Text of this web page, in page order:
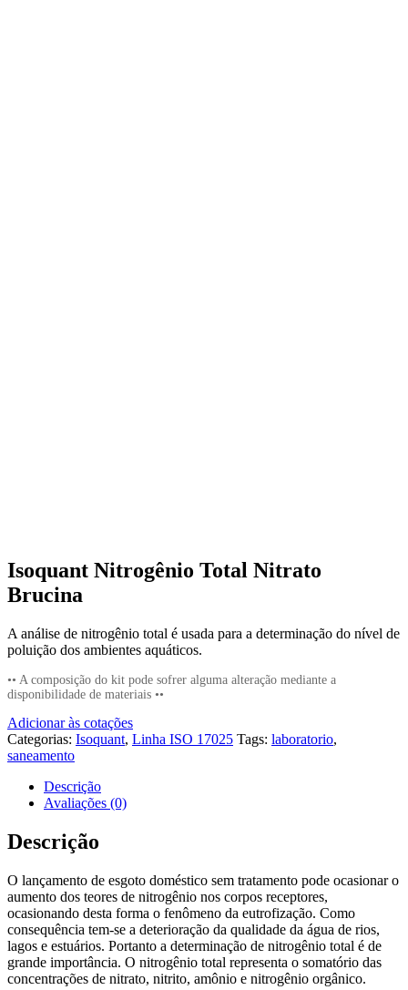
Isoquant Nitrogênio Total Nitrato
Brucina
A análise de nitrogênio total é usada para a determinação do nível de
poluição dos ambientes aquáticos.
•• A composição do kit pode sofrer alguma alteração mediante a
disponibilidade de materiais ••
Adicionar às cotações
Categorias: Isoquant, Linha ISO 17025 Tags: laboratorio,
saneamento
Descrição
Avaliações (0)
Descrição
O lançamento de esgoto doméstico sem tratamento pode ocasionar o
aumento dos teores de nitrogênio nos corpos receptores,
ocasionando desta forma o fenômeno da eutrofização. Como
consequência tem-se a deterioração da qualidade da água de rios,
lagos e estuários. Portanto a determinação de nitrogênio total é de
grande importância. O nitrogênio total representa o somatório das
concentrações de nitrato, nitrito, amônio e nitrogênio orgânico.